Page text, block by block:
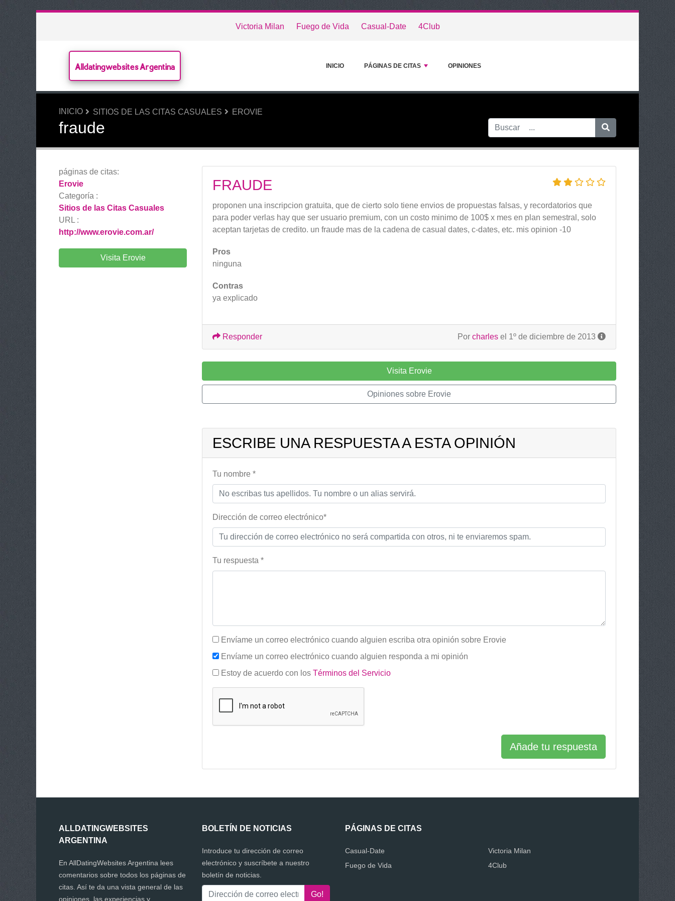
Victoria Milan Fuego de Vida Casual-Date 4Club
Alldatingwebsites Argentina INICIO PÁGINAS DE CITAS OPINIONES
INICIO SITIOS DE LAS CITAS CASUALES EROVIE
fraude
páginas de citas:
Erovie
Categoría :
Sitios de las Citas Casuales
URL :
http://www.erovie.com.ar/
Visita Erovie
FRAUDE
proponen una inscripcion gratuita, que de cierto solo tiene envios de propuestas falsas, y recordatorios que
para poder verlas hay que ser usuario premium, con un costo minimo de 100$ x mes en plan semestral, solo
aceptan tarjetas de credito. un fraude mas de la cadena de casual dates, c-dates, etc. mis opinion -10
Pros
ninguna
Contras
ya explicado
Por charles el 1º de diciembre de 2013
Responder
Visita Erovie
Opiniones sobre Erovie
ESCRIBE UNA RESPUESTA A ESTA OPINIÓN
Tu nombre *
Dirección de correo electrónico*
Tu respuesta *
Envíame un correo electrónico cuando alguien escriba otra opinión sobre Erovie
Envíame un correo electrónico cuando alguien responda a mi opinión
Estoy de acuerdo con los Términos del Servicio
Añade tu respuesta
ALLDATINGWEBSITES
ARGENTINA
En AllDatingWebsites Argentina lees
comentarios sobre todos los páginas de
citas. Así te da una vista general de las
opiniones, las experiencias y
BOLETÍN DE NOTICIAS
Introduce tu dirección de correo
electrónico y suscríbete a nuestro
boletín de noticias.
PÁGINAS DE CITAS
Casual-Date
Fuego de Vida
Victoria Milan
4Club